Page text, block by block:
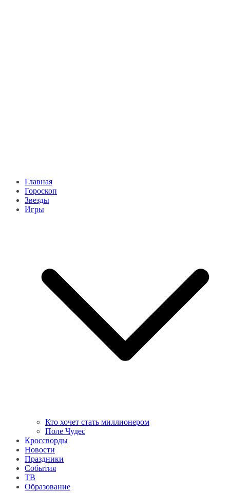
Главная
Гороскоп
Звезды
Игры
Кто хочет стать миллионером
Поле Чудес
Кроссворды
Новости
Праздники
События
ТВ
Образование